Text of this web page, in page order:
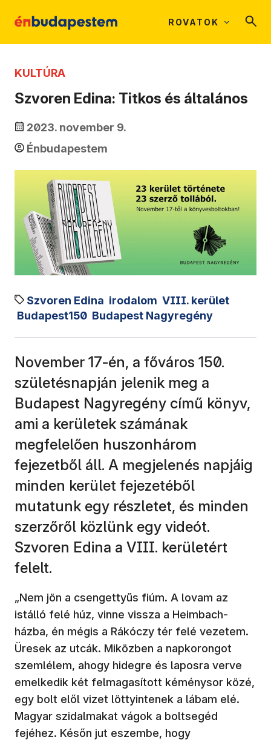
ROVATOK
KULTÚRA
Szvoren Edina: Titkos és általános
2023. november 9.
Énbudapestem
Szvoren Edina irodalom VIII. kerület
Budapest150 Budapest Nagyregény
November 17-én, a főváros 150.
születésnapján jelenik meg a
Budapest Nagyregény című könyv,
ami a kerületek számának
megfelelően huszonhárom
fejezetből áll. A megjelenés napjáig
minden kerület fejezetéből
mutatunk egy részletet, és minden
szerzőről közlünk egy videót.
Szvoren Edina a VIII. kerületért
felelt.
„Nem jön a csengettyűs fiúm. A lovam az
istálló felé húz, vinne vissza a Heimbach-
házba, én mégis a Rákóczy tér felé vezetem.
Üresek az utcák. Miközben a napkorongot
szemlélem, ahogy hidegre és laposra verve
emelkedik két felmagasított kéménysor közé,
egy bolt elől vizet löttyintenek a lábam elé.
Magyar szidalmakat vágok a boltsegéd
fejéhez. Későn jut eszembe, hogy